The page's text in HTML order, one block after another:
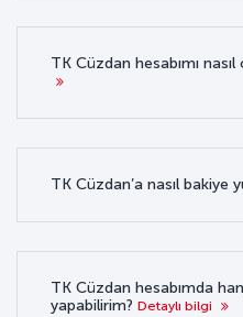
TK Cüzdan hesabımı
TK Cüzdan’a nasıl bakiye
TK Cüzdan hesabımda
yapabilirim? Detaylı bilgi